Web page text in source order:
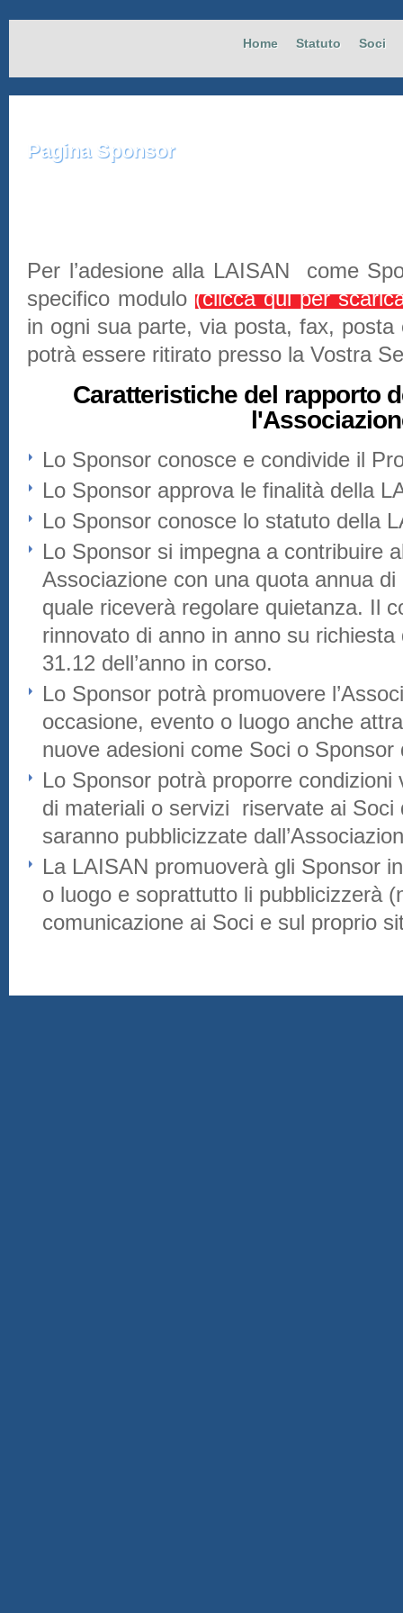
Home Statuto Soci
PaginaSponsor
Per l’adesione alla LAISAN come
specifico modulo (clicca qui per
in ogni sua parte, via posta, fax,
potrà essere ritirato presso la Vostra
Caratteristiche del rapporto
Lo Sponsor conosce e condivide il
Lo Sponsor approva le finalità della
Lo Sponsor conosce lo statuto della
Lo Sponsor si impegna a contribuire
Associazione con una quota annua
quale riceverà regolare quietanza. Il
rinnovato di anno in anno su
31.12 dell’anno in corso.
Lo Sponsor potrà promuovere
occasione, evento o luogo anche
nuove adesioni come Soci o Sponsor
Lo Sponsor potrà proporre condizioni
di materiali o servizi riservate ai Soci
saranno pubblicizzate
La LAISAN promuoverà gli Sponsor
o luogo e soprattutto li pubblicizzerà
comunicazione ai Soci e sul proprio